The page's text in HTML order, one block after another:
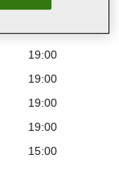
19:00
19:00
19:00
19:00
19:00
15:00